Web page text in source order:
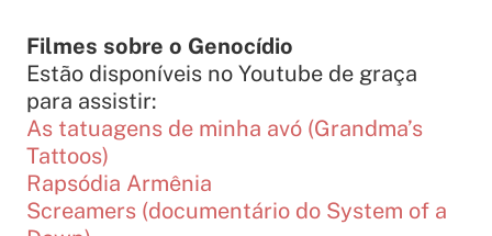
Filmes sobre o Genocídio
Estão disponíveis no Youtube de graça
para assistir:
As tatuagens de minha avó (Grandma’s
Tattoos)
Rapsódia Armênia
Screamers (documentário do System of a